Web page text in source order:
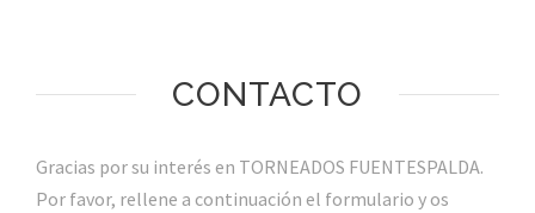
CONTACTO
Gracias por su interés en TORNEADOS FUENTESPALDA.
Por favor, rellene a continuación el formulario y os